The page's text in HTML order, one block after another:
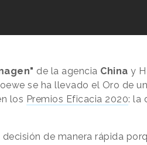
de la agencia China y
se ha llevado el Oro de
los Premios Eficacia 2020: la
de manera rápida